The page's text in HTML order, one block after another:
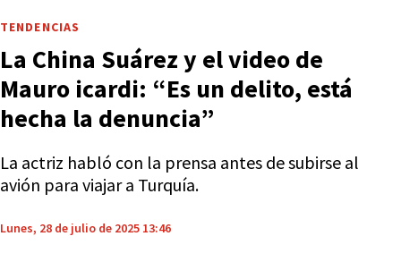
TENDENCIAS
La China Suárez y el video de
Mauro icardi: “Es un delito, está
hecha la denuncia”
La actriz habló con la prensa antes de subirse al
avión para viajar a Turquía.
Lunes, 28 de julio de 2025 13:46